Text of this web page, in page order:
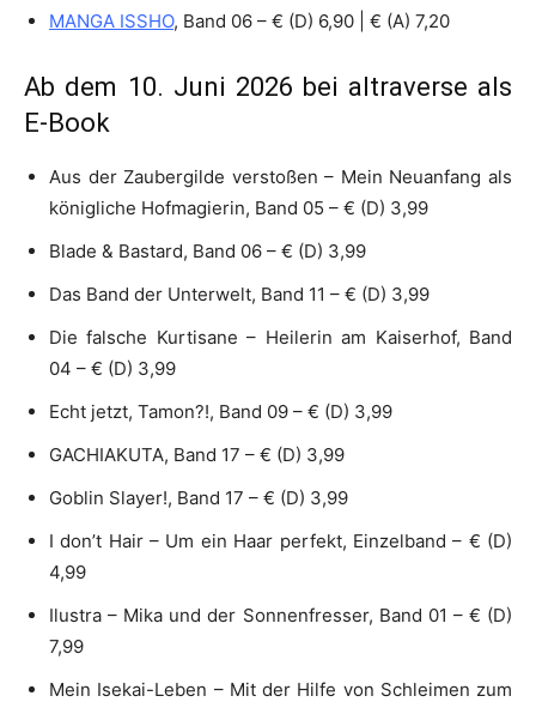
MANGA ISSHO, Band 06 – € (D) 6,90 | € (A) 7,20
Ab dem 10. Juni 2026 bei altraverse als
E-Book
Aus der Zaubergilde verstoßen – Mein Neuanfang als
königliche Hofmagierin, Band 05 – € (D) 3,99
Blade & Bastard, Band 06 – € (D) 3,99
Das Band der Unterwelt, Band 11 – € (D) 3,99
Die falsche Kurtisane – Heilerin am Kaiserhof, Band
04 – € (D) 3,99
Echt jetzt, Tamon?!, Band 09 – € (D) 3,99
GACHIAKUTA, Band 17 – € (D) 3,99
Goblin Slayer!, Band 17 – € (D) 3,99
I don’t Hair – Um ein Haar perfekt, Einzelband – € (D)
4,99
Ilustra – Mika und der Sonnenfresser, Band 01 – € (D)
7,99
Mein Isekai-Leben – Mit der Hilfe von Schleimen zum